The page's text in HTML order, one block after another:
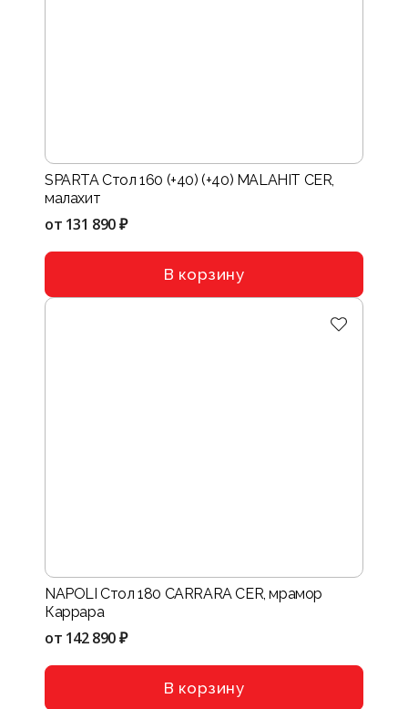
SPARTA Стол 160 (+40) (+40) MALAHIT CER,
малахит
от 131 890 ₽
В корзину
NAPOLI Стол 180 CARRARA CER, мрамор
Каррара
от 142 890 ₽
В корзину